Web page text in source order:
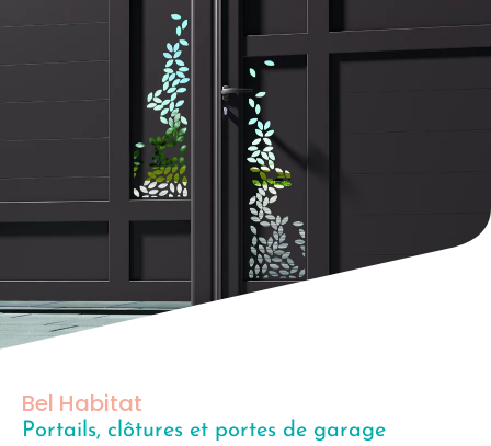
Bel Habitat
Portails, clôtures et portes de garage